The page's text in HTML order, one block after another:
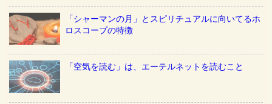
「シャーマンの月」とスピリチュアルに向いてるホ
ロスコープの特徴
「空気を読む」は、エーテルネットを読むこと